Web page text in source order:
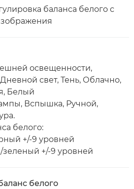
баланса белого с
освещенности,
свет, Тень, Облачно,
Белый
Вспышка, Ручной,
белого:
+/-9 уровней
+/-9 уровней
белого